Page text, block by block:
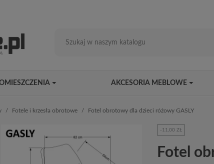
AKCESORIA MEBLOWE
Fotele i krzesła obrotowe Fotel obrotowy dla dzieci różowy GASLY
-11,00 ZŁ
Fotel